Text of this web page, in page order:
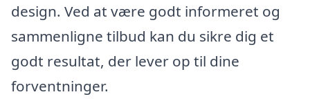
design. Ved at være godt informeret og
sammenligne tilbud kan du sikre dig et
godt resultat, der lever op til dine
forventninger.